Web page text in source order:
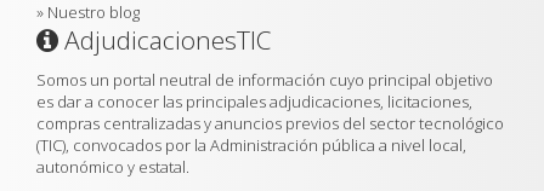
» Nuestro blog
AdjudicacionesTIC
Somos un portal neutral de información cuyo principal objetivo
es dar a conocer las principales adjudicaciones, licitaciones,
compras centralizadas y anuncios previos del sector tecnológico
(TIC), convocados por la Administración pública a nivel local,
autonómico y estatal.